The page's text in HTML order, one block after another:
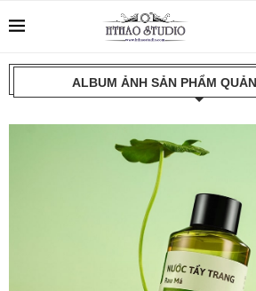
ALBUM ẢNH SẢN PHẨM